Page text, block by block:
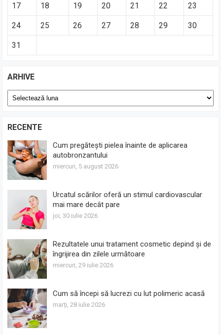
17 18 19 20 21 22 23
24 25 26 27 28 29 30
31
ARHIVE
Arhive
RECENTE
Cum pregătești pielea înainte de aplicarea
autobronzantului
miercuri, 5 august 2026
Urcatul scărilor oferă un stimul cardiovascular
mai mare decât pare
joi, 30 iulie 2026
Rezultatele unui tratament cosmetic depind și de
îngrijirea din zilele următoare
miercuri, 29 iulie 2026
Cum să începi să lucrezi cu lut polimeric acasă
marți, 28 iulie 2026